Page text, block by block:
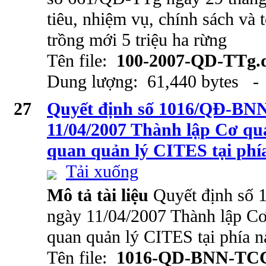
tiêu, nhiệm vụ, chính sách và
trồng mới 5 triệu ha rừng
Tên file: 100-2007-QD-
Dung lượng: 61,440 bytes
27
Quyết định số 1016/QĐ-
11/04/2007 Thành lập Cơ
quan quản lý CITES tại
Tải xuống
Mô tả tài liệu Quyết định số
ngày 11/04/2007 Thành lập
quan quản lý CITES tại phía
Tên file: 1016-QD-BNN-